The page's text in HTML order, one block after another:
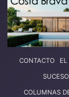
CONTACTO EL
COLUMNAS